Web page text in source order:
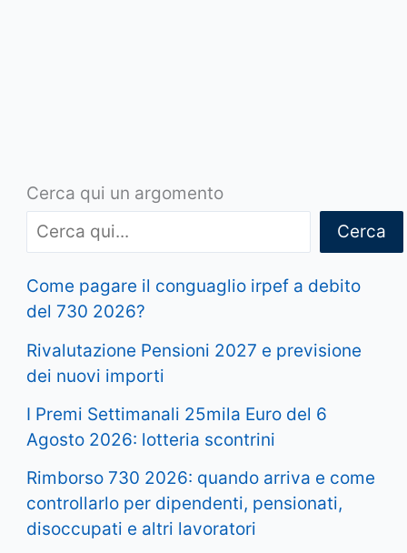
Cerca qui un argomento
Cerca
Come pagare il conguaglio irpef a debito
del 730 2026?
Rivalutazione Pensioni 2027 e previsione
dei nuovi importi
I Premi Settimanali 25mila Euro del 6
Agosto 2026: lotteria scontrini
Rimborso 730 2026: quando arriva e come
controllarlo per dipendenti, pensionati,
disoccupati e altri lavoratori